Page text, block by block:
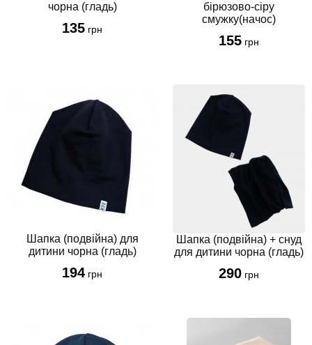
чорна (гладь)
135 грн
бірюзово-сіру
смужку(начос)
155 грн
Шапка (подвійна) для
дитини чорна (гладь)
194 грн
Шапка (подвійна) + снуд
для дитини чорна (гладь)
290 грн